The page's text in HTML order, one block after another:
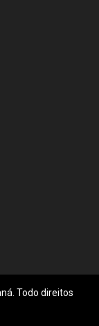
Todo direitos